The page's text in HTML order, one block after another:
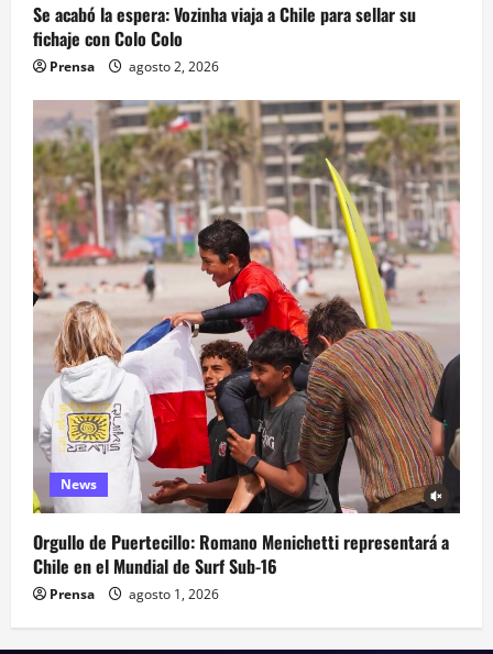
Se acabó la espera: Vozinha viaja a Chile para sellar su
fichaje con Colo Colo
Prensa agosto 2, 2026
News
Orgullo de Puertecillo: Romano Menichetti representará a
Chile en el Mundial de Surf Sub-16
Prensa agosto 1, 2026